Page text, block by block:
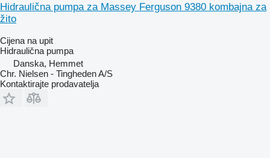
Hidraulična pumpa za Massey Ferguson 9380 kombajna za
žito
Cijena na upit
Hidraulična pumpa
Danska, Hemmet
Chr. Nielsen - Tingheden A/S
Kontaktirajte prodavatelja